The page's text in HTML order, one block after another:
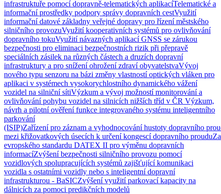
infrastruktuře pomocí dopravně-telematických aplikacíTelematické a
informační prostředky podpory správy dopravních cestVyužití
informační datové základny veřejné dopravy pro řízení městského
silničního provozuVyužití kooperativních systémů pro ovlivňování
dopravního tokuVyužití návazných aplikací GNSS se zárukou
bezpečnosti pro eliminaci bezpečnostních rizik při přepravě
speciálních zásilek na různých částech a druzích dopravní
infrastruktury a pro snížení ohrožení zdraví obyvatelstvaVývoj
nového typu senzoru na bázi změny vlastností optických vláken pro
aplikaci v systémech vysokorychlostního dynamického vážení
vozidel na silniční sítiVýzkum a vývoj možností monitorování a
ovlivňování pohybu vozidel na silnicích nižších tříd v ČR Výzkum,
návrh a pilotní ověření funkce integrovaného systému inteligentního
parkování
(ISIP)Zařízení pro záznam a vyhodnocování hustoty dopravního
mezi křižovatkových úsecích k určení kongescí dopravního proudu
evropského standardu DATEX II pro výměnu dopravních
informacíZvýšení bezpečnosti silničního provozu pomocí
vozidlových spolupracujících systémů zajišťující komunikaci
vozidla s ostatními vozidly nebo s inteligentní dopravní
infrastrukturou - BaSICZvýšení využití parkovací kapacity na
dálnicích za pomoci predikčních modelů